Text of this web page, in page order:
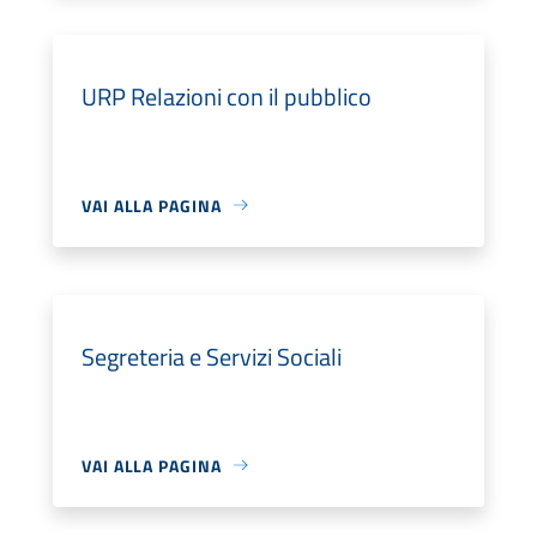
URP Relazioni con il pubblico
VAI ALLA PAGINA
Segreteria e Servizi Sociali
VAI ALLA PAGINA